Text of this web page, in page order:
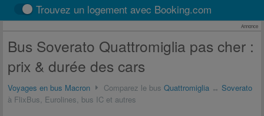
Trouvez un logement avec Booking.com
Annonce
Bus Soverato Quattromiglia pas cher :
prix & durée des cars
Voyages en bus Macron Comparez le bus Quattromiglia ↔ Soverato
à FlixBus, Eurolines, bus IC et autres